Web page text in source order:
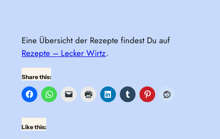
Eine Übersicht der Rezepte findest Du auf
Rezepte – Lecker Wirtz.
Share this:
Like this: